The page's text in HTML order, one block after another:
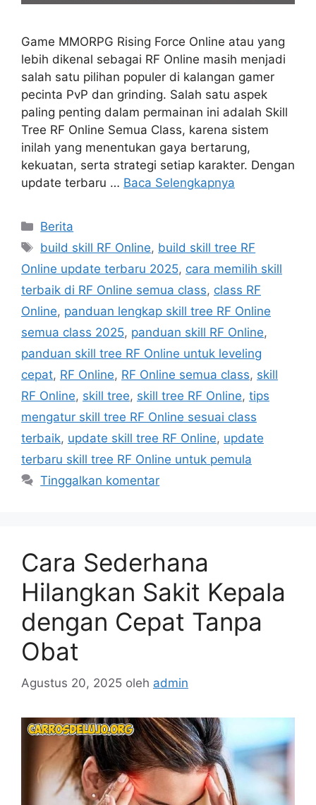
Game MMORPG Rising Force Online atau yang
lebih dikenal sebagai RF Online masih menjadi
salah satu pilihan populer di kalangan gamer
pecinta PvP dan grinding. Salah satu aspek
paling penting dalam permainan ini adalah Skill
Tree RF Online Semua Class, karena sistem
inilah yang menentukan gaya bertarung,
kekuatan, serta strategi setiap karakter. Dengan
update terbaru … Baca Selengkapnya
Kategori
Berita
Tag
build skill RF Online, build skill tree RF
Online update terbaru 2025, cara memilih skill
terbaik di RF Online semua class, class RF
Online, panduan lengkap skill tree RF Online
semua class 2025, panduan skill RF Online,
panduan skill tree RF Online untuk leveling
cepat, RF Online, RF Online semua class, skill
RF Online, skill tree, skill tree RF Online, tips
mengatur skill tree RF Online sesuai class
terbaik, update skill tree RF Online, update
terbaru skill tree RF Online untuk pemula
Tinggalkan komentar
Cara Sederhana
Hilangkan Sakit Kepala
dengan Cepat Tanpa
Obat
Agustus 20, 2025 oleh admin